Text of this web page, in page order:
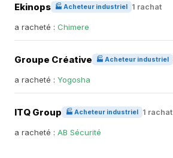
Ekinops 🏭 Acheteur industriel 1 rachat
a racheté : Chimere
Groupe Créative 🏭 Acheteur industriel
a racheté : Yogosha
ITQ Group 🏭 Acheteur industriel 1 rachat
a racheté : AB Sécurité